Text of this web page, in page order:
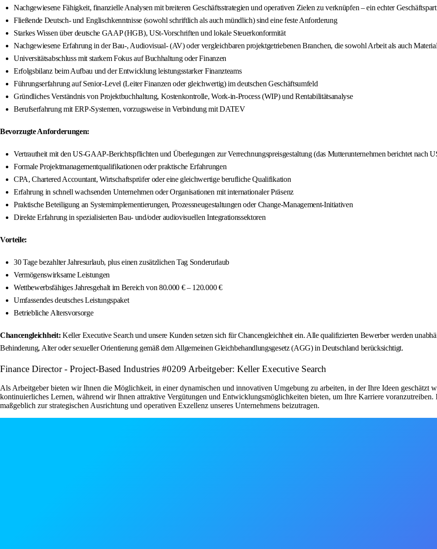
Nachgewiesene Fähigkeit, finanzielle Analysen mit breiteren Geschäftsstrategien und operativen Zielen zu verknüpfen – ein echter
Fließende Deutsch- und Englischkenntnisse (sowohl schriftlich als auch mündlich) sind eine feste Anforderung
Starkes Wissen über deutsche GAAP (HGB), USt-Vorschriften und lokale Steuerkonformität
Nachgewiesene Erfahrung in der Bau-, Audiovisual- (AV) oder vergleichbaren projektgetriebenen Branchen, die sowohl Arbeit als auch
Universitätsabschluss mit starkem Fokus auf Buchhaltung oder Finanzen
Erfolgsbilanz beim Aufbau und der Entwicklung leistungsstarker Finanzteams
Führungserfahrung auf Senior-Level (Leiter Finanzen oder gleichwertig) im deutschen Geschäftsumfeld
Gründliches Verständnis von Projektbuchhaltung, Kostenkontrolle, Work-in-Process (WIP) und Rentabilitätsanalyse
Berufserfahrung mit ERP-Systemen, vorzugsweise in Verbindung mit DATEV
Bevorzugte Anforderungen:
Vertrautheit mit den US-GAAP-Berichtspflichten und Überlegungen zur Verrechnungspreisgestaltung (das Mutterunternehmen berichtet nach
Formale Projektmanagementqualifikationen oder praktische Erfahrungen
CPA, Chartered Accountant, Wirtschaftsprüfer oder eine gleichwertige berufliche Qualifikation
Erfahrung in schnell wachsenden Unternehmen oder Organisationen mit internationaler Präsenz
Praktische Beteiligung an Systemimplementierungen, Prozessneugestaltungen oder Change-Management-Initiativen
Direkte Erfahrung in spezialisierten Bau- und/oder audiovisuellen Integrationssektoren
Vorteile:
30 Tage bezahlter Jahresurlaub, plus einen zusätzlichen Tag Sonderurlaub
Vermögenswirksame Leistungen
Wettbewerbsfähiges Jahresgehalt im Bereich von 80.000 € – 120.000 €
Umfassendes deutsches Leistungspaket
Betriebliche Altersvorsorge
Chancengleichheit: Keller Executive Search und unsere Kunden setzen sich für Chancengleichheit ein. Alle qualifizierten Bewerber werden
Behinderung, Alter oder sexueller Orientierung gemäß dem Allgemeinen Gleichbehandlungsgesetz (AGG) in Deutschland berücksichtigt.
Finance Director - Project-Based Industries #0209 Arbeitgeber: Keller Executive Search
Als Arbeitgeber bieten wir Ihnen die Möglichkeit, in einer dynamischen und innovativen Umgebung zu arbeiten, in der Ihre Ideen geschätzt
kontinuierliches Lernen, während wir Ihnen attraktive Vergütungen und Entwicklungsmöglichkeiten bieten, um Ihre Karriere voranzutreiben.
maßgeblich zur strategischen Ausrichtung und operativen Exzellenz unseres Unternehmens beizutragen.